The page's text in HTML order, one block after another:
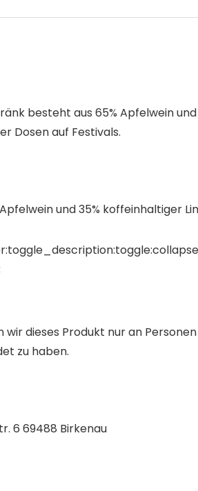
besteht aus 65% Apfelwein
Dosen auf Festivals.
und 35% koffeinhaltiger
dieses Produkt nur an
zu haben.
6 69488 Birkenau